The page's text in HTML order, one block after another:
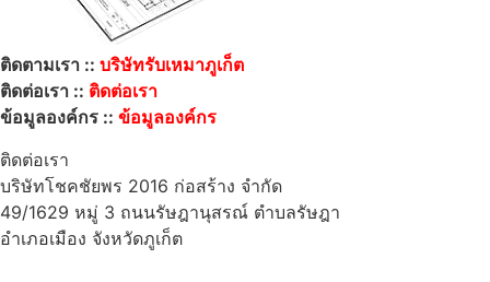
ติดตามเรา :: บริษัทรับเหมาภูเก็ต
ติดต่อเรา :: ติดต่อเรา
ข้อมูลองค์กร :: ข้อมูลองค์กร
ติดต่อเรา
บริษัทโชคชัยพร 2016 ก่อสร้าง จำกัด
49/1629 หมู่ 3 ถนนรัษฎานุสรณ์ ตำบลรัษฎา
อำเภอเมือง จังหวัดภูเก็ต